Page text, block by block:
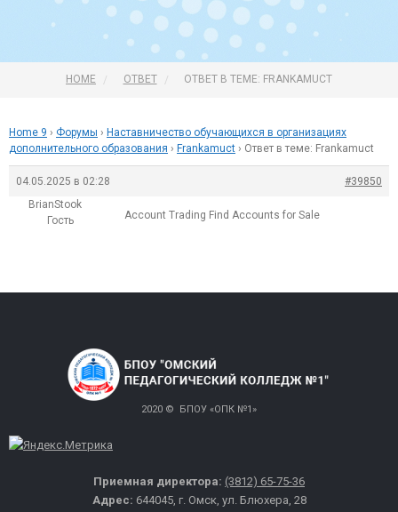
HOME ОТВЕТ ОТВЕТ В ТЕМЕ: FRANKAMUCT
Home 9 › Форумы › Наставничество обучающихся в организациях
дополнительного образования › Frankamuct › Ответ в теме: Frankamuct
04.05.2025 в 02:28
#39850
BrianStook
Гость
Account Trading Find Accounts for Sale
2020 © БПОУ «ОПК №1»
Приемная директора: (3812) 65-75-36
Адрес: 644045, г. Омск, ул. Блюхера, 28